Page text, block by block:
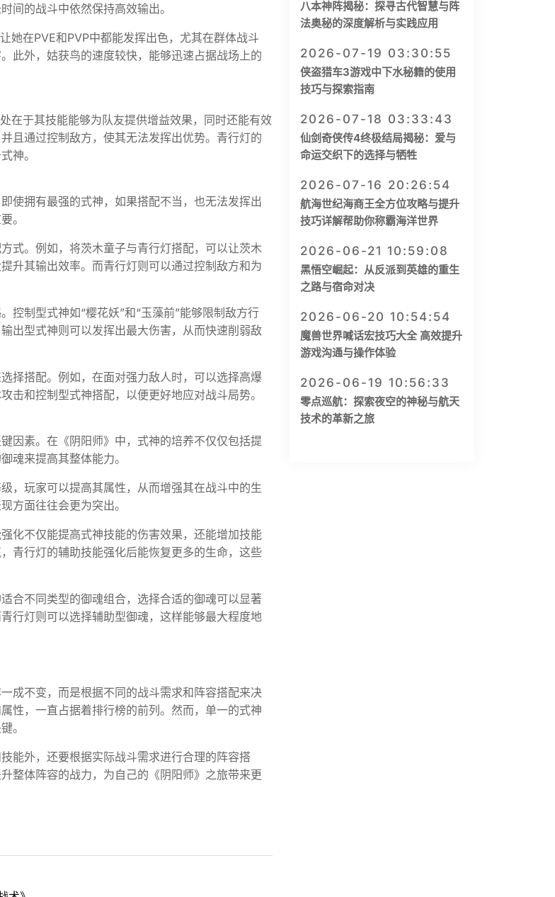
间的战斗中依然保持高效输出。
她在PVE和PVP中都能发挥出色，尤其在群体战斗
此外，姑获鸟的速度较快，能够迅速占据战场上的
在于其技能能够为队友提供增益效果，同时还能有效
且通过控制敌方，使其无法发挥出优势。青行灯的
神。
使拥有最强的式神，如果搭配不当，也无法发挥出
。
式。例如，将茨木童子与青行灯搭配，可以让茨木
升其输出效率。而青行灯则可以通过控制敌方和为
控制型式神如“樱花妖”和“玉藻前”能够限制敌方行
出型式神则可以发挥出最大伤害，从而快速削弱敌
择搭配。例如，在面对强力敌人时，可以选择高爆
击和控制型式神搭配，以便更好地应对战斗局势。
因素。在《阴阳师》中，式神的培养不仅仅包括提
魂来提高其整体能力。
，玩家可以提高其属性，从而增强其在战斗中的生
方面往往会更为突出。
化不仅能提高式神技能的伤害效果，还能增加技能
青行灯的辅助技能强化后能恢复更多的生命，这些
合不同类型的御魂组合，选择合适的御魂可以显著
行灯则可以选择辅助型御魂，这样能够最大程度地
成不变，而是根据不同的战斗需求和阵容搭配来决
性，一直占据着排行榜的前列。然而，单一的式神
。
能外，还要根据实际战斗需求进行合理的阵容搭
整体阵容的战力，为自己的《阴阳师》之旅带来更
八本神阵揭秘：探寻古代智慧与阵
法奥秘的深度解析与实践应用
2026-07-19 03:30:55
侠盗猎车3游戏中下水秘籍的使用
技巧与探索指南
2026-07-18 03:33:43
仙剑奇侠传4终极结局揭秘：爱与
命运交织下的选择与牺牲
2026-07-16 20:26:54
航海世纪海商王全方位攻略与提升
技巧详解帮助你称霸海洋世界
2026-06-21 10:59:08
黑悟空崛起：从反派到英雄的重生
之路与宿命对决
2026-06-20 10:54:54
魔兽世界喊话宏技巧大全 高效提升
游戏沟通与操作体验
2026-06-19 10:56:33
零点巡航：探索夜空的神秘与航天
技术的革新之旅